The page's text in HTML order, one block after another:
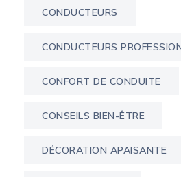
CONDUCTEURS
CONDUCTEURS
CONFORT DE CONDUITE
CONSEILS BIEN-ÊTRE
DÉCORATION APAISANTE